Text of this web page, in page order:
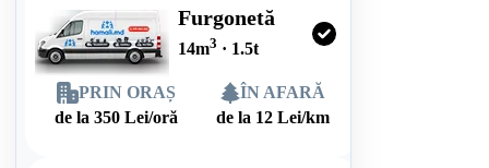
Furgonetă
14m3 · 1.5t
PRIN ORAȘ
de la 350 Lei/oră
ÎN AFARĂ
de la 12 Lei/km